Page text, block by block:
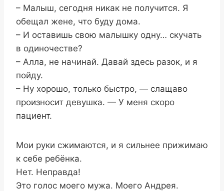
– Малыш, сегодня никак не получится. Я
обещал жене, что буду дома.
– И оставишь свою малышку одну… скучать
в одиночестве?
– Алла, не начинай. Давай здесь разок, и я
пойду.
– Ну хорошо, только быстро, — слащаво
произносит девушка. — У меня скоро
пациент.
Мои руки сжимаются, и я сильнее прижимаю
к себе ребёнка.
Нет. Неправда!
Это голос моего мужа. Моего Андрея.